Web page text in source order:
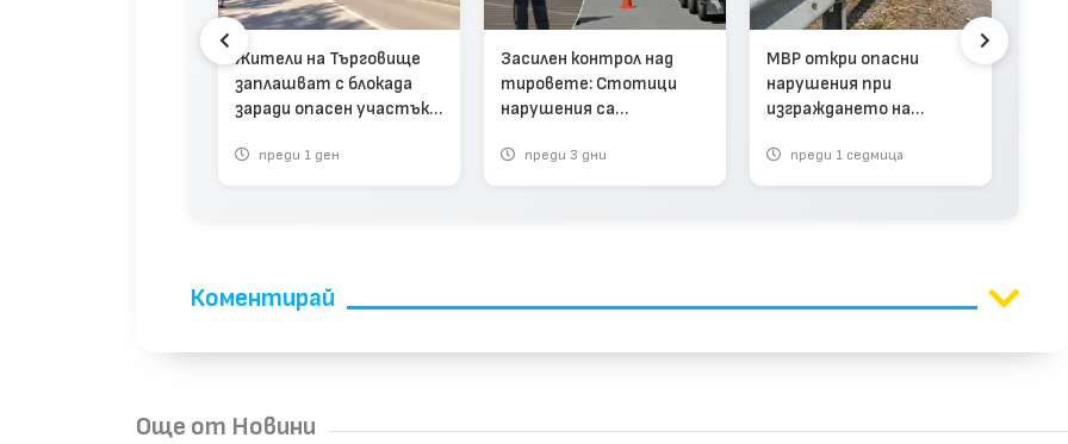
Жители на Търговище
заплашват с блокада
заради опасен участък
(видео)
преди 1 ден
Засилен контрол над
тировете: Стотици
нарушения са
шест дни (видео)
преди 3 дни
МВР откри опасни
нарушения при
изграждането на
преди 1 седмица
Коментирай
Още от Новини